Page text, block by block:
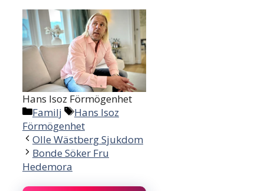
Hans Isoz Förmögenhet
Categories
Familj Tags
Hans Isoz
Förmögenhet
Olle Wästberg Sjukdom
Bonde Söker Fru
Hedemora